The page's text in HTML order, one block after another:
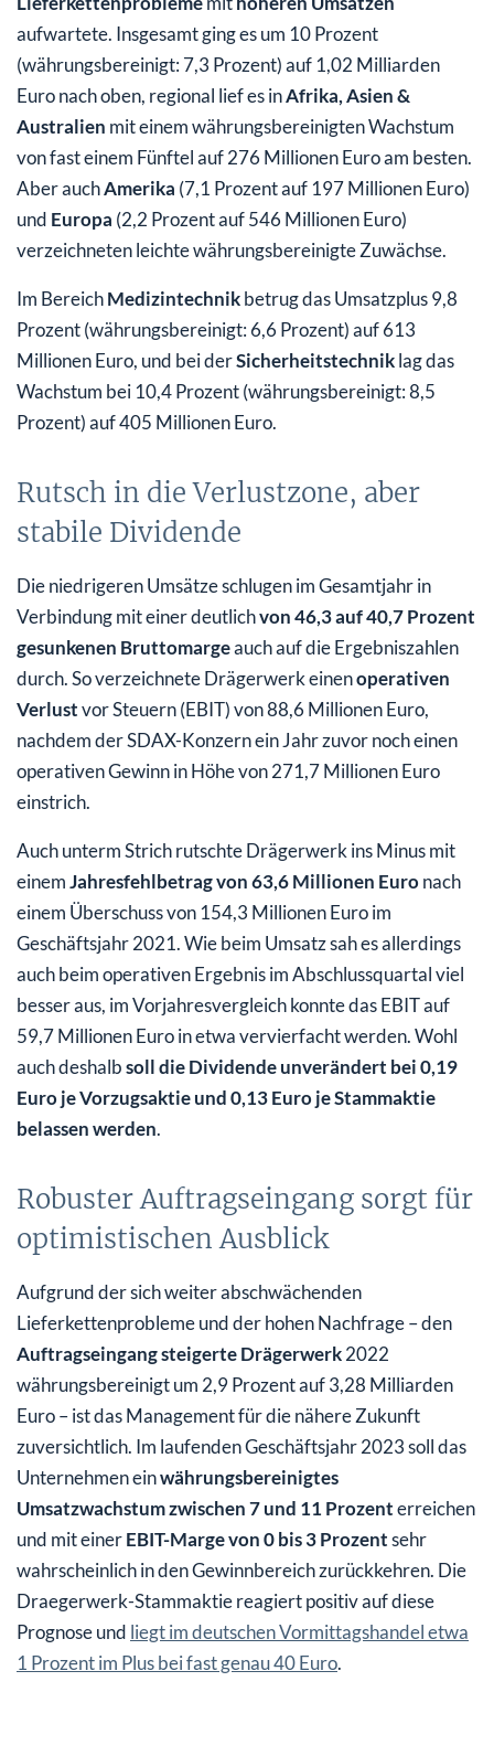
aufwartete. Insgesamt ging es um 10 Prozent
(währungsbereinigt: 7,3 Prozent) auf 1,02 Milliarden
Euro nach oben, regional lief es inAfrika, Asien &
Australien mit einem währungsbereinigten Wachstum
von fast einem Fünftel auf 276 Millionen Euro am besten.
Aber auchAmerika (7,1 Prozent auf 197 Millionen Euro)
und Europa (2,2 Prozent auf 546 Millionen Euro)
verzeichneten leichte währungsbereinigte Zuwächse.
Im BereichMedizintechnikbetrug das Umsatzplus 9,8
Prozent (währungsbereinigt: 6,6 Prozent) auf 613
Millionen Euro, und bei derSicherheitstechniklag das
Wachstum bei 10,4 Prozent (währungsbereinigt: 8,5
Prozent) auf 405 Millionen Euro.
Rutsch in die Verlustzone, aber
stabile Dividende
Die niedrigeren Umsätze schlugen im Gesamtjahr in
Verbindung mit einer deutlichvon 46,3 auf 40,7 Prozent
gesunkenen Bruttomargeauch auf die Ergebniszahlen
durch. So verzeichnete Drägerwerk einenoperativen
Verlustvor Steuern (EBIT) von 88,6 Millionen Euro,
nachdem der SDAX-Konzern ein Jahr zuvor noch einen
operativen Gewinn in Höhe von 271,7 Millionen Euro
einstrich.
Auch unterm Strich rutschte Drägerwerk ins Minus mit
einemJahresfehlbetrag von 63,6 Millionen Euronach
einem Überschuss von 154,3 Millionen Euro im
Geschäftsjahr 2021. Wie beim Umsatz sah es allerdings
auch beim operativen Ergebnis im Abschlussquartal viel
besser aus, im Vorjahresvergleich konnte das EBIT auf
59,7 Millionen Euro in etwa vervierfacht werden. Wohl
auch deshalbsoll die Dividende unverändert bei 0,19
Euro je Vorzugsaktie und 0,13 Euro je Stammaktie
belassen werden.
Robuster Auftragseingang sorgt für
optimistischen Ausblick
Aufgrund der sich weiter abschwächenden
Lieferkettenprobleme und der hohen Nachfrage – den
Auftragseingang steigerte Drägerwerk2022
währungsbereinigt um 2,9 Prozent auf 3,28 Milliarden
Euro – ist das Management für die nähere Zukunft
zuversichtlich. Im laufenden Geschäftsjahr 2023 soll das
Unternehmen einwährungsbereinigtes
Umsatzwachstum zwischen 7 und 11 Prozenterreichen
und mit einerEBIT-Marge von 0 bis 3 Prozentsehr
wahrscheinlich in den Gewinnbereich zurückkehren. Die
Draegerwerk-Stammaktie reagiert positiv auf diese
Prognose und liegt im deutschen Vormittagshandel etwa
1 Prozent im Plus bei fast genau 40 Euro.